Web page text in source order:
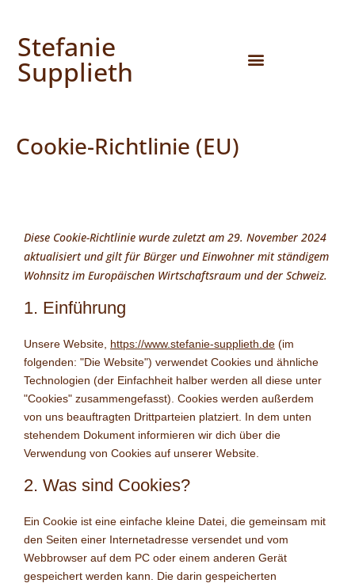
Stefanie
Supplieth
Cookie-Richtlinie (EU)
Diese Cookie-Richtlinie wurde zuletzt am 29. November 2024
aktualisiert und gilt für Bürger und Einwohner mit ständigem
Wohnsitz im Europäischen Wirtschaftsraum und der Schweiz.
1. Einführung
Unsere Website, https://www.stefanie-supplieth.de (im
folgenden: "Die Website") verwendet Cookies und ähnliche
Technologien (der Einfachheit halber werden all diese unter
"Cookies" zusammengefasst). Cookies werden außerdem
von uns beauftragten Drittparteien platziert. In dem unten
stehendem Dokument informieren wir dich über die
Verwendung von Cookies auf unserer Website.
2. Was sind Cookies?
Ein Cookie ist eine einfache kleine Datei, die gemeinsam mit
den Seiten einer Internetadresse versendet und vom
Webbrowser auf dem PC oder einem anderen Gerät
gespeichert werden kann. Die darin gespeicherten